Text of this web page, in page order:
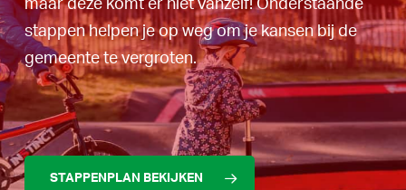
maar deze komt er niet vanzelf! Onderstaande
stappen helpen je op weg om je kansen bij de
gemeente te vergroten.
STAPPENPLAN BEKIJKEN